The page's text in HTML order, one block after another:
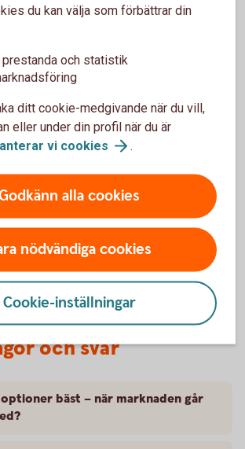
med värdepapper eller andra
värdepapper.
och svar
optioner bäst – när marknaden går
du kan välja som förbättrar din
prestanda och statistik
ditt cookie-medgivande när du vill,
eller under din profil när du är
vi cookies .
alla cookies
nödvändiga cookies
Cookie-inställningar